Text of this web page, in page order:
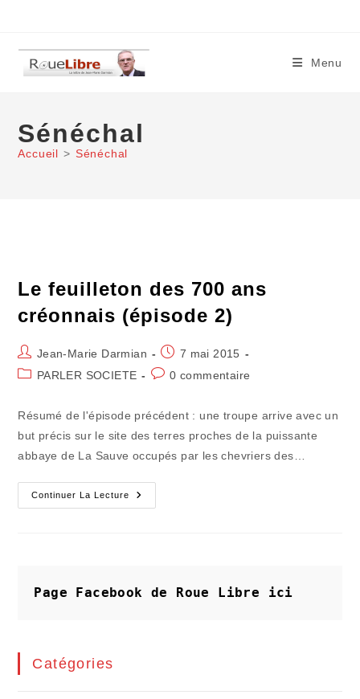
content
Menu
Sénéchal
Accueil > Sénéchal
Le feuilleton des 700 ans
créonnais (épisode 2)
Auteur/autrice
de
Jean-Marie Darmian
Publication
publiée :
7 mai 2015
PostPARLER SOCIETE
Commentaires
0 commentaire
Résumé de l'épisode précédent : une troupe arrive avec un
but précis sur le site des terres proches de la puissante
abbaye de La Sauve occupés par les chevriers des…
Continuer La Lecture
Le
Feuilleton
Page Facebook de Roue Libre ici
Catégories